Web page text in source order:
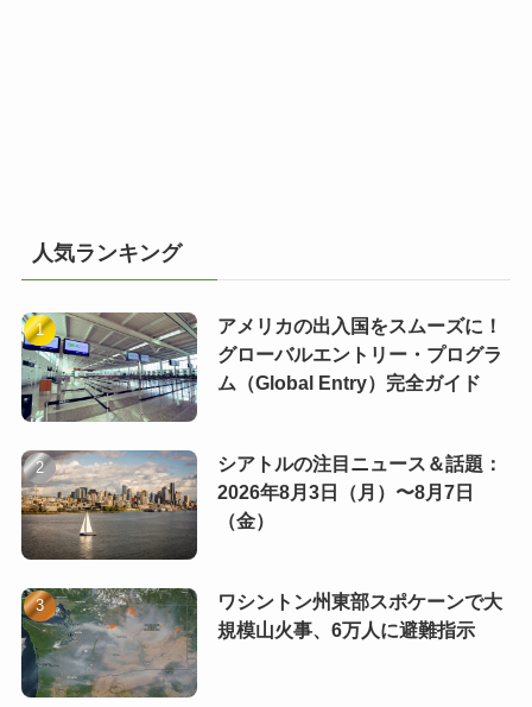
人気ランキング
アメリカの出入国をスムーズに！
グローバルエントリー・プログラ
ム（Global Entry）完全ガイド
シアトルの注目ニュース＆話題：
2026年8月3日（月）〜8月7日
（金）
ワシントン州東部スポケーンで大
規模山火事、6万人に避難指示